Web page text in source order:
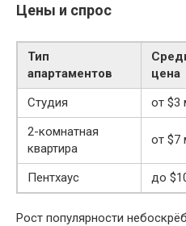
Цены и спрос
Тип
апартаментов
цена
Студия
от $3
2-комнатная
квартира
от $7
Пентхаус до
Рост популярности